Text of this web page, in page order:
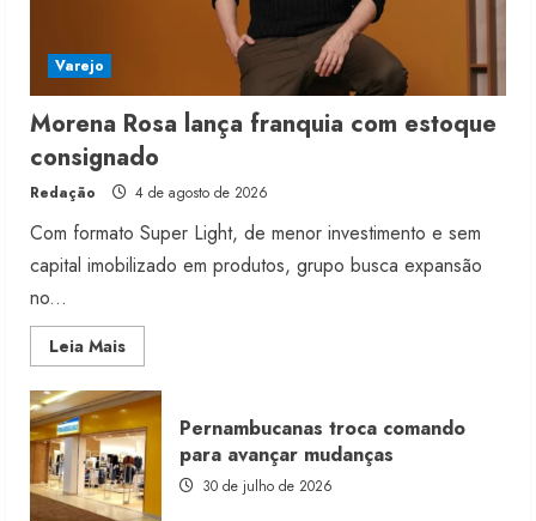
Varejo
Morena Rosa lança franquia com estoque
consignado
Redação 4 de agosto de 2026
Com formato Super Light, de menor investimento e sem
capital imobilizado em produtos, grupo busca expansão
no...
Leia MaisRead
more
Morena
Rosa
lança
franquia
com
estoque
consignado
Pernambucanas troca comando
para avançar mudanças
30 de julho de 2026